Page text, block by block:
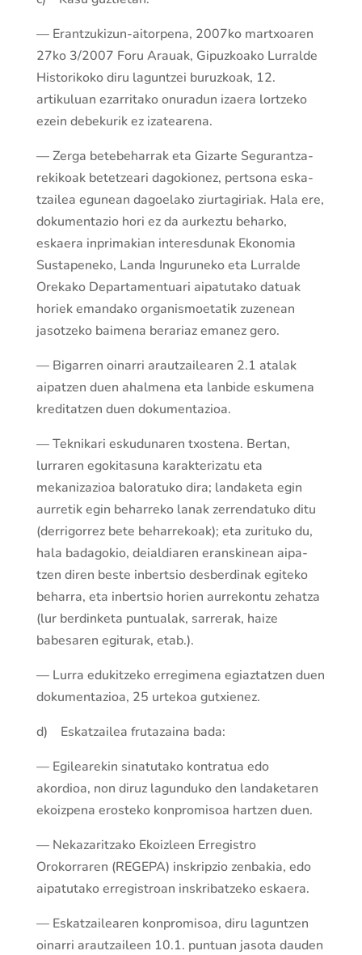
— Eran­tzu­kizun-aitorpena, 2007ko mar­txo­aren
27ko 3/2007 Foru Arauak, Gipuzkoako Lurralde
Historikoko diru lagun­tzei buruzkoak, 12.
artikuluan ezarritako onuradun izaera lor­tzeko
ezein debekurik ez izatearena.
— Zerga betebeharrak eta Gizarte Seguran­tza­
rekikoak bete­tze­ari dagokionez, per­tsona eska­
tzailea egunean dagoelako ziurtagiriak. Hala ere,
dokumentazio hori ez da aurkeztu beharko,
eskaera inprimakian interesdunak Ekonomia
Sustapeneko, Landa Inguruneko eta Lurralde
Orekako Departamentuari aipatutako datuak
horiek emandako organismoetatik zuzenean
jaso­tzeko baimena berariaz emanez gero.
— Bigarren oinarri arau­tzailearen 2.1 atalak
aipa­tzen duen ahalmena eta lanbide eskumena
kredita­tzen duen dokumentazioa.
— Teknikari eskudunaren txos­tena. Bertan,
lurraren egokitasuna karakterizatu eta
mekanizazioa baloratuko dira; landaketa egin
aurretik egin beharreko lanak zerrendatuko ditu
(derrigorrez bete beharrekoak); eta zurituko du,
hala badagokio, deialdiaren eranskinean aipa­
tzen diren beste inber­tsio desberdinak egiteko
beharra, eta inber­tsio horien aurrekontu zeha­tza
(lur berdinketa puntualak, sarrerak, haize
babesaren egiturak, etab.).
— Lurra eduki­tzeko erregimena egiazta­tzen duen
dokumentazioa, 25 urtekoa ­gutxienez.
d) Eska­tzailea frutazaina bada:
— Egilearekin sinatutako kontratua edo
akordioa, non diruz lagunduko den landaketaren
ekoizpena erosteko konpromisoa har­tzen duen.
— Nekazari­tzako Ekoizleen Erregistro
Orokorraren (REGEPA) inskripzio zenbakia, edo
aipatutako erregistroan inskriba­tzeko eskaera.
— Eska­tzailearen konpromisoa, diru lagun­tzen
oinarri arau­tzaileen 10.1. puntuan jasota dauden